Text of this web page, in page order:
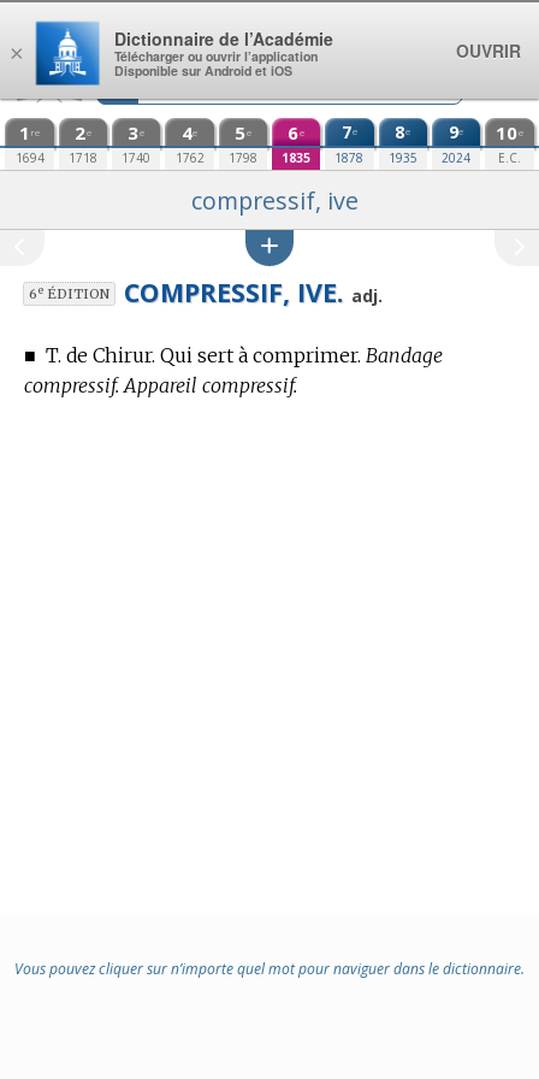
Aller au contenu
1 re
1694
2e
1718
3e
1740
4e
1762
5e
1798
6e
1835
7e
1878
8e
1935
9e
2024
10e
E.C.
compressif, ive
6eÉDITION COMPRESSIF, IVE. adj.
■ T. de Chirur. Qui sert à comprimer. Bandage
compressif. Appareil compressif.
Vous pouvez cliquer sur n’importe quel mot pour naviguer dans le dictionnaire.
×
Dictionnaire de l’Académie
Télécharger ou ouvrir l’application
Disponible sur Android et iOS
OUVRIR